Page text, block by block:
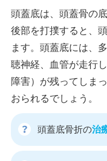
頭蓋底は、頭蓋骨の
後部を打撲すると、
ます。頭蓋底には、
聴神経、血管が走行
障害）が残ってしま
おられるでしょう。
頭蓋底骨折の治